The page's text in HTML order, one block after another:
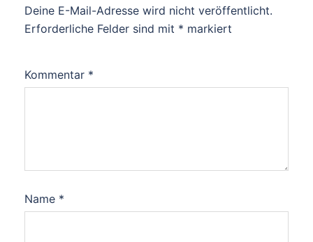
Deine E-Mail-Adresse wird nicht veröffentlicht.
Erforderliche Felder sind mit * markiert
Kommentar *
Name *